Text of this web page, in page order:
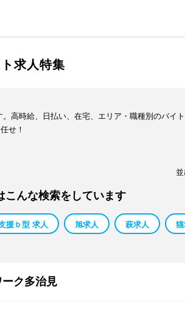
求人特集
高時給、日払い、在宅、エリア・職種別のバイ
せ！
並
こんな検索をしています
援ｂ型 求人 旭求人 萩求人 猫
ーク多治見